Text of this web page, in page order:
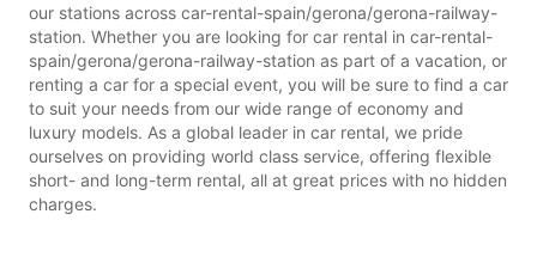
our stations across car-rental-spain/gerona/gerona-railway-
station. Whether you are looking for car rental in car-rental-
spain/gerona/gerona-railway-station as part of a vacation, or
renting a car for a special event, you will be sure to find a car
to suit your needs from our wide range of economy and
luxury models. As a global leader in car rental, we pride
ourselves on providing world class service, offering flexible
short- and long-term rental, all at great prices with no hidden
charges.